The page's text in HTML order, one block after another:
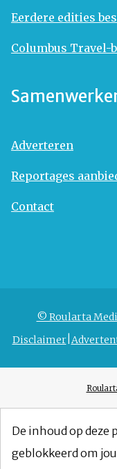
Eerdere edities
Columbus Travel-
Adverteren
Reportages
Contact
© Roularta
Disclaimer
De inhoud op deze
geblokkeerd om